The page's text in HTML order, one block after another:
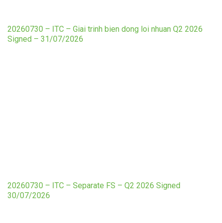
20260730 – ITC – Giai trinh bien dong loi nhuan Q2 2026
Signed – 31/07/2026
20260730 – ITC – Separate FS – Q2 2026 Signed
30/07/2026